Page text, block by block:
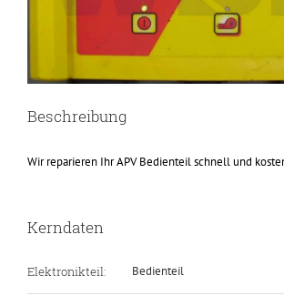
Beschreibung
Wir reparieren Ihr APV Bedienteil schnell und
Kerndaten
Elektronikteil: Bedienteil